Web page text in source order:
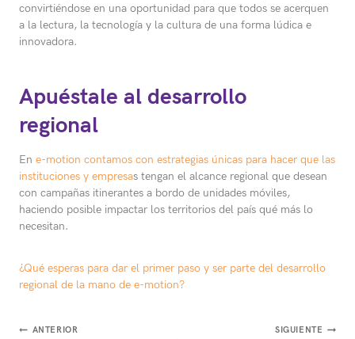
convirtiéndose en una oportunidad para que todos se acerquen
a la lectura, la tecnología y la cultura de una forma lúdica e
innovadora.
Apuéstale al desarrollo
regional
En e-motion contamos con estrategias únicas para hacer que las
instituciones y empresas tengan el alcance regional que desean
con campañas itinerantes a bordo de unidades móviles,
haciendo posible impactar los territorios del país qué más lo
necesitan.
¿Qué esperas para dar el primer paso y ser parte del desarrollo
regional de la mano de e-motion?
ANTERIOR SIGUIENTE